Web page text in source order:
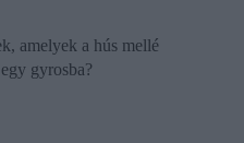
amelyek a hús mellé
gyrosba?